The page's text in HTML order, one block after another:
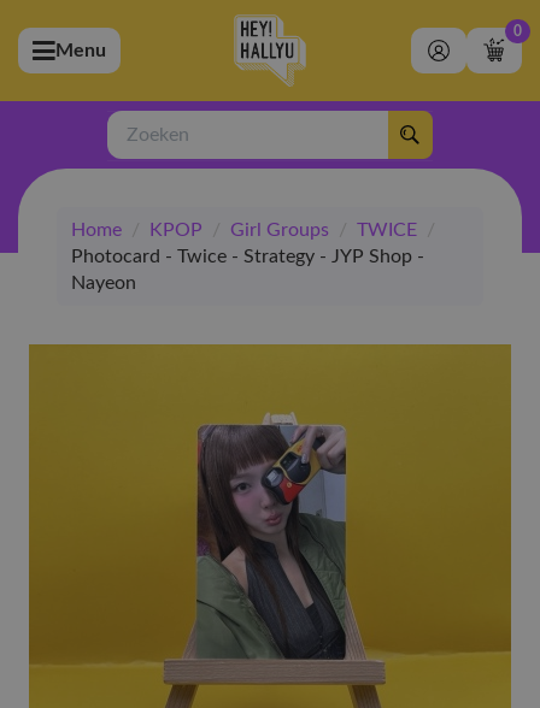
(Artiesten)
(Merchandise)
(Exclusive)
(Winkel)
Menu
0
Zoeken
Home / KPOP / Girl Groups / TWICE
/
Photocard - Twice - Strategy - JYP Shop -
Nayeon